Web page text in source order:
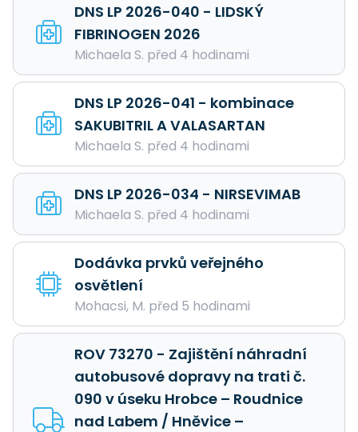
DNS LP 2026-040 - LIDSKÝ
FIBRINOGEN 2026
Michaela S. před 4 hodinami
DNS LP 2026-041 - kombinace
SAKUBITRIL A VALASARTAN
Michaela S. před 4 hodinami
DNS LP 2026-034 - NIRSEVIMAB
Michaela S. před 4 hodinami
Dodávka prvků veřejného
osvětlení
Mohacsi, M. před 5 hodinami
ROV 73270 - Zajištění náhradní
autobusové dopravy na trati č.
090 v úseku Hrobce – Roudnice
nad Labem / Hněvice –